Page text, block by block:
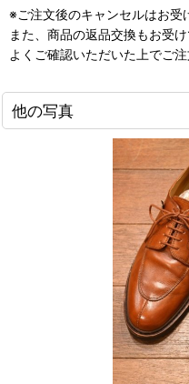
※ご注文後のキャンセルはお受
また、商品の返品交換もお受
よくご確認いただいた上でご
他の写真